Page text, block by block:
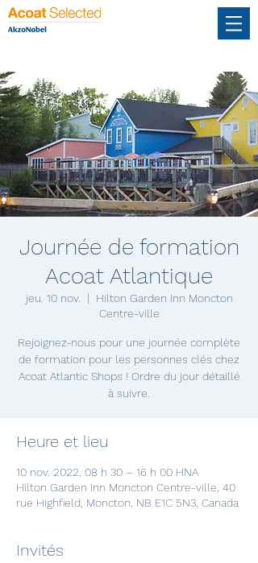
Journée de formation
Acoat Atlantique
jeu. 10 nov.
  |
Hilton Garden Inn Moncton
Centre-ville
Rejoignez-nous pour une journée complète
de formation pour les personnes clés chez
Acoat Atlantic Shops ! Ordre du jour détaillé
à suivre.
Heure et lieu
10 nov. 2022, 08 h 30 – 16 h 00 HNA
Hilton Garden Inn Moncton Centre-ville, 40
rue Highfield, Moncton, NB E1C 5N3, Canada
Invités